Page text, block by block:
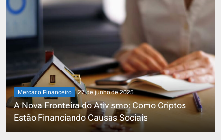
Mercado Financeiro 27 de junho de 2025
A Nova Fronteira do Ativismo: Como Criptos
Estão Financiando Causas Sociais